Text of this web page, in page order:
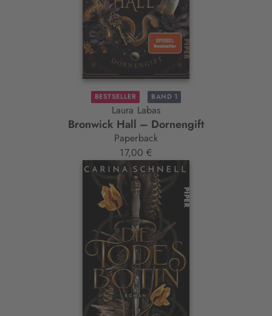
BESTSELLER BAND 1
Laura Labas
Bronwick Hall – Dornengift
Paperback
17,00 €